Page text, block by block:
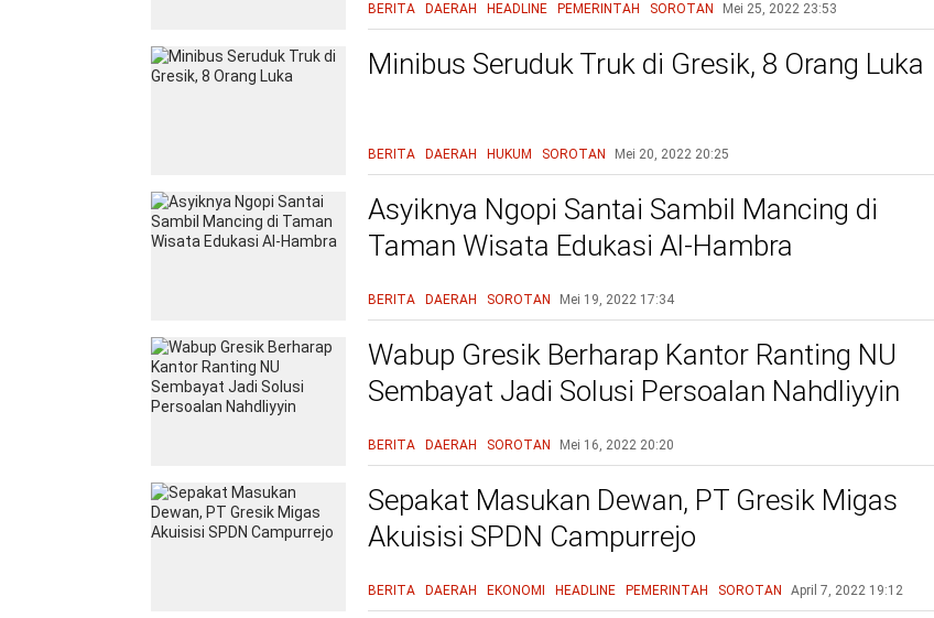
BERITA DAERAH HEADLINE PEMERINTAH SOROTAN Mei 25, 2022 23:53
Minibus Seruduk Truk di Gresik, 8 Orang Luka
BERITA DAERAH HUKUM SOROTAN Mei 20, 2022 20:25
Asyiknya Ngopi Santai Sambil Mancing di
Taman Wisata Edukasi Al-Hambra
BERITA DAERAH SOROTAN Mei 19, 2022 17:34
Wabup Gresik Berharap Kantor Ranting NU
Sembayat Jadi Solusi Persoalan Nahdliyyin
BERITA DAERAH SOROTAN Mei 16, 2022 20:20
Sepakat Masukan Dewan, PT Gresik Migas
Akuisisi SPDN Campurrejo
BERITA DAERAH EKONOMI HEADLINE PEMERINTAH SOROTAN April 7, 2022 19:12